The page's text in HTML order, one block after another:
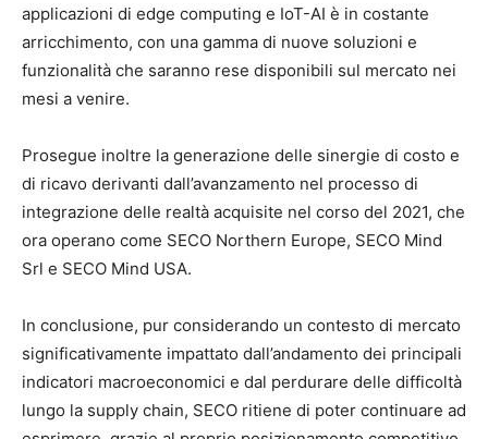
applicazioni di edge computing e IoT-AI è in costante
arricchimento, con una gamma di nuove soluzioni e
funzionalità che saranno rese disponibili sul mercato nei
mesi a venire.
Prosegue inoltre la generazione delle sinergie di costo e
di ricavo derivanti dall’avanzamento nel processo di
integrazione delle realtà acquisite nel corso del 2021, che
ora operano come SECO Northern Europe, SECO Mind
Srl e SECO Mind USA.
In conclusione, pur considerando un contesto di mercato
significativamente impattato dall’andamento dei principali
indicatori macroeconomici e dal perdurare delle difficoltà
lungo la supply chain, SECO ritiene di poter continuare ad